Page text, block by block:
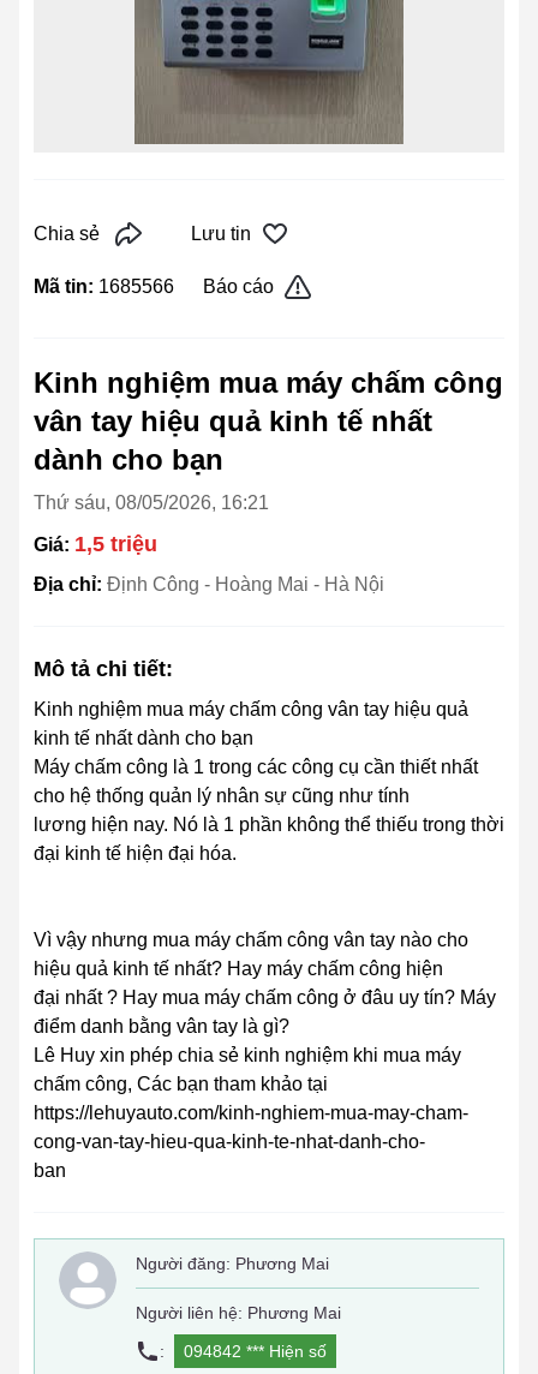
Chia sẻ Lưu tin
Mã tin: 1685566 Báo cáo
Kinh nghiệm mua máy chấm công
vân tay hiệu quả kinh tế nhất
dành cho bạn
Thứ sáu, 08/05/2026, 16:21
Giá: 1,5 triệu
Địa chỉ: Định Công - Hoàng Mai - Hà Nội
Mô tả chi tiết:
Kinh nghiệm mua máy chấm công vân tay hiệu quả
kinh tế nhất dành cho bạn
Máy chấm công là 1 trong các công cụ cần thiết nhất
cho hệ thống quản lý nhân sự cũng như tính
lương hiện nay. Nó là 1 phần không thể thiếu trong thời
đại kinh tế hiện đại hóa.
Vì vậy nhưng mua máy chấm công vân tay nào cho
hiệu quả kinh tế nhất? Hay máy chấm công hiện
đại nhất ? Hay mua máy chấm công ở đâu uy tín? Máy
điểm danh bằng vân tay là gì?
Lê Huy xin phép chia sẻ kinh nghiệm khi mua máy
chấm công, Các bạn tham khảo tại
https://lehuyauto.com/kinh-nghiem-mua-may-cham-
cong-van-tay-hieu-qua-kinh-te-nhat-danh-cho-
ban
Người đăng: Phương Mai
Người liên hệ: Phương Mai
:
094842 *** Hiện số